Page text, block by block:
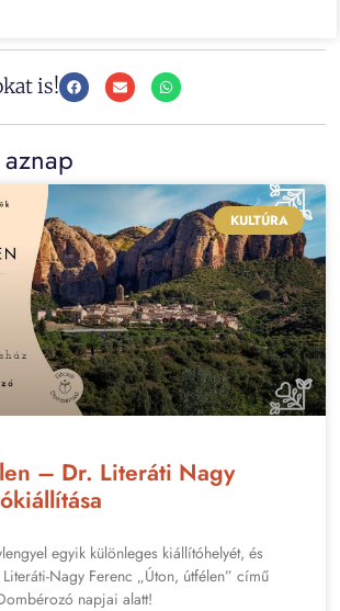
is!
KULTÚRA
– Dr. Literáti Nagy
egyik különleges kiállítóhelyét, és
Nagy Ferenc „Úton, útfélen” című
napjai alatt!